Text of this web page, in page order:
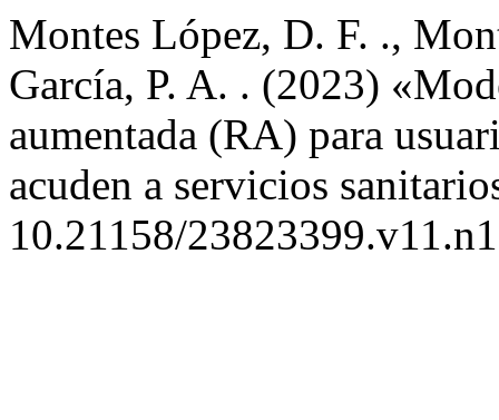
Montes López, D. F. .,
García, P. A. . (2023)
aumentada (RA) para
acuden a servicios
10.21158/